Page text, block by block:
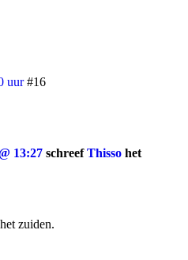
uur #16
13:27 schreefThisso het
zuiden.